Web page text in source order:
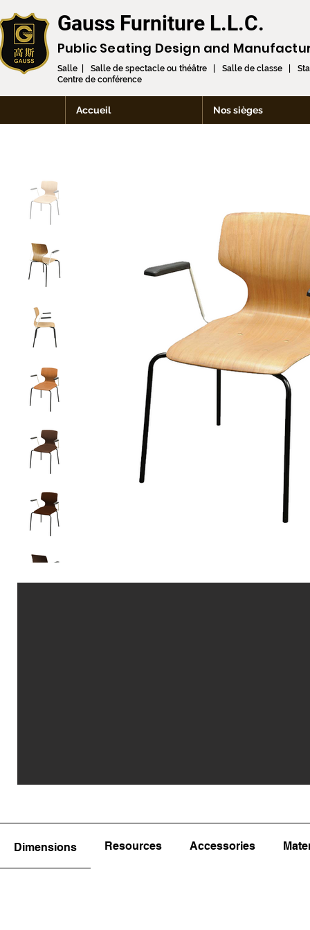
Gauss Furniture L.L.C.
Public Seating Design and
Salle | Salle de spectacle ou théâtre | Salle de classe |
Centre de conférence
Accueil Nos sièges
Dimensions Resources Accessories